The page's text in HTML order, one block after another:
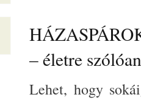
– életre szólóan
Lehet, hogy